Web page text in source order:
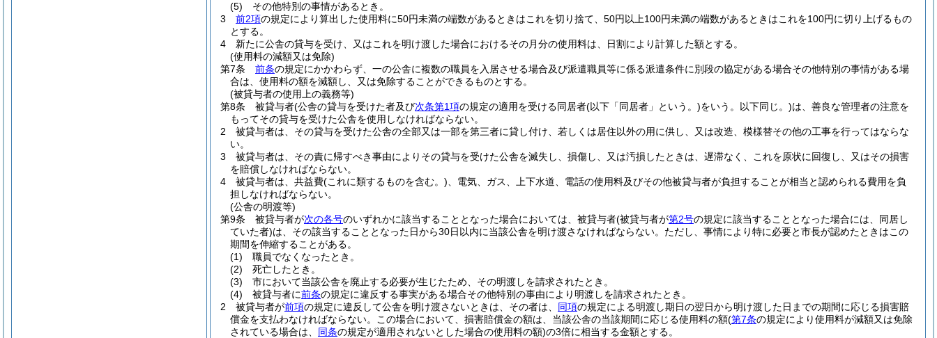
(5)
その他特別の事情があるとき。
3
前2項の規定により算出した使用料に50円未満の端数があるときはこれを切り捨て、50円以上100円未満の端数があるときはこれを100円に切り上げるもの
とする。
4
新たに公舎の貸与を受け、又はこれを明け渡した場合におけるその月分の使用料は、日割により計算した額とする。
(使用料の減額又は免除)
第7条
前条の規定にかかわらず、一の公舎に複数の職員を入居させる場合及び派遣職員等に係る派遣条件に別段の協定がある場合その他特別の事情がある場
合は、使用料の額を減額し、又は免除することができるものとする。
(被貸与者の使用上の義務等)
第8条
被貸与者(公舎の貸与を受けた者及び次条第1項の規定の適用を受ける同居者(以下「同居者」という。)をいう。以下同じ。)は、善良な管理者の注意を
もってその貸与を受けた公舎を使用しなければならない。
2
被貸与者は、その貸与を受けた公舎の全部又は一部を第三者に貸し付け、若しくは居住以外の用に供し、又は改造、模様替その他の工事を行ってはならな
い。
3
被貸与者は、その責に帰すべき事由によりその貸与を受けた公舎を滅失し、損傷し、又は汚損したときは、遅滞なく、これを原状に回復し、又はその損害
を賠償しなければならない。
4
被貸与者は、共益費(これに類するものを含む。) 、電気、ガス、上下水道、電話の使用料及びその他被貸与者が負担することが相当と認められる費用を負
担しなければならない。
(公舎の明渡等)
第9条
被貸与者が次の各号のいずれかに該当することとなった場合においては、被貸与者(被貸与者が第2号の規定に該当することとなった場合には、同居し
ていた者)は、その該当することとなった日から30日以内に当該公舎を明け渡さなければならない。 ただし、事情により特に必要と市長が認めたときはこの
期間を伸縮することがある。
(1)
職員でなくなったとき。
(2)
死亡したとき。
(3)
市において当該公舎を廃止する必要が生じたため、その明渡しを請求されたとき。
(4)
被貸与者に前条の規定に違反する事実がある場合その他特別の事由により明渡しを請求されたとき。
2
被貸与者が前項の規定に違反して公舎を明け渡さないときは、その者は、 同項の規定による明渡し期日の翌日から明け渡した日までの期間に応じる損害賠
償金を支払わなければならない。
この場合において、損害賠償金の額は、当該公舎の当該期間に応じる使用料の額(第7条の規定により使用料が減額又は免除
されている場合は、 同条の規定が適用されないとした場合の使用料の額)の3倍に相当する金額とする。